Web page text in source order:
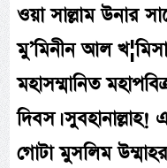
ওয়া সাল্লাম উনার
মু’মিনীন আল
মহাসম্মানিত
দিবস।
গোটা মুসলিম